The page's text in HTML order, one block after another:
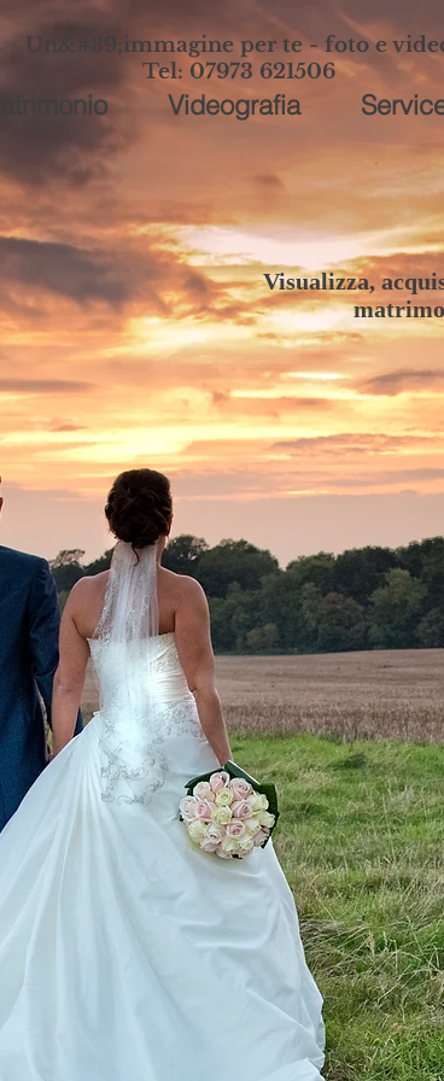
Un&#39;immagine per te - foto e
Tel: 07973 621506
Videografia
Visualizza,